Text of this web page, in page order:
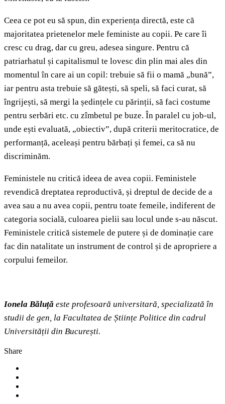
Ceea ce pot eu să spun, din experiența directă, este că
majoritatea prietenelor mele feministe au copii. Pe care îi
cresc cu drag, dar cu greu, adesea singure. Pentru că
patriarhatul și capitalismul te lovesc din plin mai ales din
momentul în care ai un copil: trebuie să fii o mamă „bună”,
iar pentru asta trebuie să gătești, să speli, să faci curat, să
îngrijești, să mergi la ședințele cu părinții, să faci costume
pentru serbări etc. cu zîmbetul pe buze. În paralel cu job-ul,
unde ești evaluată, „obiectiv”, după criterii meritocratice, de
performanță, aceleași pentru bărbați și femei, ca să nu
discriminăm.
Feministele nu critică ideea de avea copii. Feministele
revendică dreptatea reproductivă, și dreptul de decide de a
avea sau a nu avea copii, pentru toate femeile, indiferent de
categoria socială, culoarea pielii sau locul unde s-au născut.
Feministele critică sistemele de putere și de dominație care
fac din natalitate un instrument de control și de apropriere a
corpului femeilor.
Ionela Băluță este profesoară universitară, specializată în
studii de gen, la Facultatea de Științe Politice din cadrul
Universității din București.
Share